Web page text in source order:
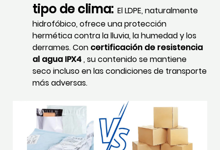
tipo de clima: El LDPE, naturalmente
hidrofóbico, ofrece una protección
hermética contra la lluvia, la humedad y los
derrames. Con certificación de resistencia
al agua IPX4, su contenido se mantiene
seco incluso en las condiciones de transporte
más adversas.